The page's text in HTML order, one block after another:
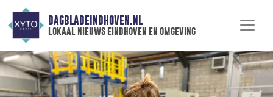
DAGBLADEINDHOVEN.NL
lokaal nieuws eindhoven en omgeving